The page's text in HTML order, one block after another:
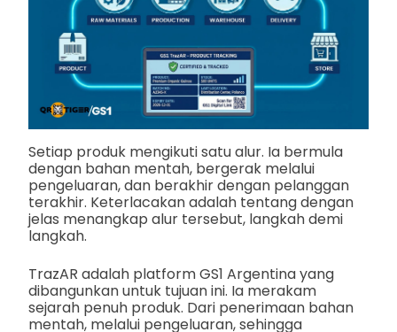
Setiap produk mengikuti satu alur. Ia bermula
dengan bahan mentah, bergerak melalui
pengeluaran, dan berakhir dengan pelanggan
terakhir. Keterlacakan adalah tentang dengan
jelas menangkap alur tersebut, langkah demi
langkah.
TrazAR adalah platform GS1 Argentina yang
dibangunkan untuk tujuan ini. Ia merakam
sejarah penuh produk. Dari penerimaan bahan
mentah, melalui pengeluaran, sehingga